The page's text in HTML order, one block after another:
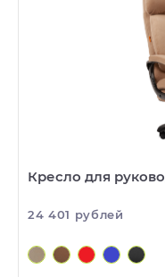
Кресло для
24 401 рублей